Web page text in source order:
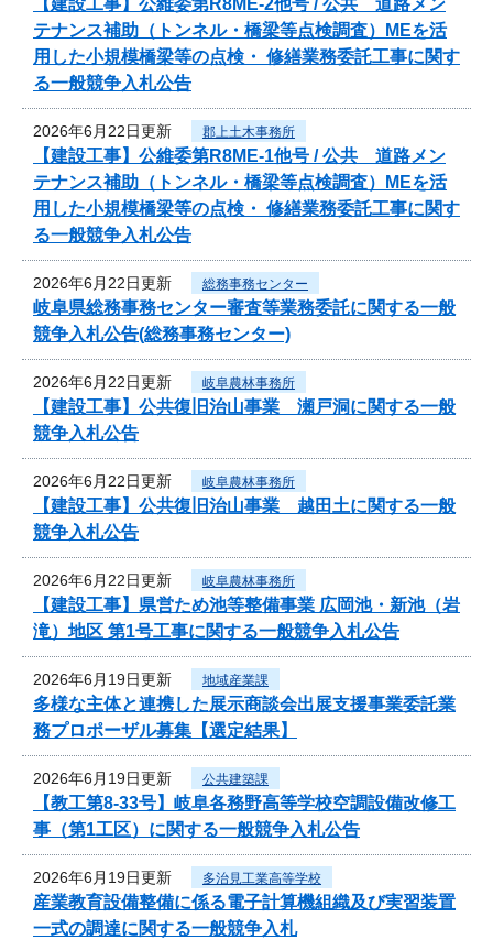
テナンス補助（トンネル・橋梁等点検調査）MEを活
用した小規模橋梁等の点検・ 修繕業務委託工事に関す
る一般競争入札公告
2026年6月22日更新 郡上土木事務所
【建設工事】公維委第R8ME-1他号 / 公共 道路メン
テナンス補助（トンネル・橋梁等点検調査）MEを活
用した小規模橋梁等の点検・ 修繕業務委託工事に関す
る一般競争入札公告
2026年6月22日更新 総務事務センター
岐阜県総務事務センター審査等業務委託に関する一般
競争入札公告(総務事務センター)
2026年6月22日更新 岐阜農林事務所
【建設工事】公共復旧治山事業 瀬戸洞に関する一般
競争入札公告
2026年6月22日更新 岐阜農林事務所
【建設工事】公共復旧治山事業 越田土に関する一般
競争入札公告
2026年6月22日更新 岐阜農林事務所
【建設工事】県営ため池等整備事業 広岡池・新池（岩
滝）地区 第1号工事に関する一般競争入札公告
2026年6月19日更新 地域産業課
多様な主体と連携した展示商談会出展支援事業委託業
務プロポーザル募集【選定結果】
2026年6月19日更新 公共建築課
【教工第8-33号】岐阜各務野高等学校空調設備改修工
事（第1工区）に関する一般競争入札公告
2026年6月19日更新 多治見工業高等学校
産業教育設備整備に係る電子計算機組織及び実習装置
一式の調達に関する一般競争入札